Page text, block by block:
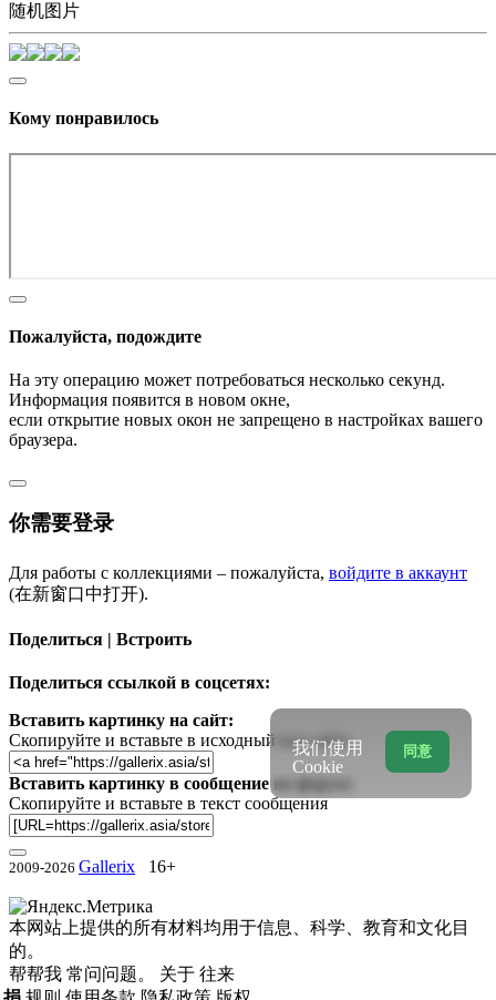
随机图片
Кому понравилось
Пожалуйста, подождите
На эту операцию может потребоваться несколько секунд.
Информация появится в новом окне,
если открытие новых окон не запрещено в настройках вашего
браузера.
你需要登录
Для работы с коллекциями – пожалуйста, войдите в аккаунт
(在新窗口中打开).
Поделиться | Встроить
Поделиться ссылкой в соцсетях:
Вставить картинку на сайт:
Скопируйте и вставьте в исходный код сайта
Вставить картинку в сообщение на форум:
Скопируйте и вставьте в текст сообщения
2009-2026 Gallerix 16+
本网站上提供的所有材料均用于信息、科学、教育和文化目
的。
帮帮我 常问问题。 关于 往来
同意
我们使用
Cookie